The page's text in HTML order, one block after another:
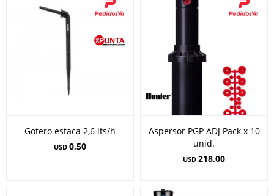
Gotero estaca 2,6 lts/h
USD 0,50
Aspersor PGP ADJ Pack x 10
unid.
USD 218,00